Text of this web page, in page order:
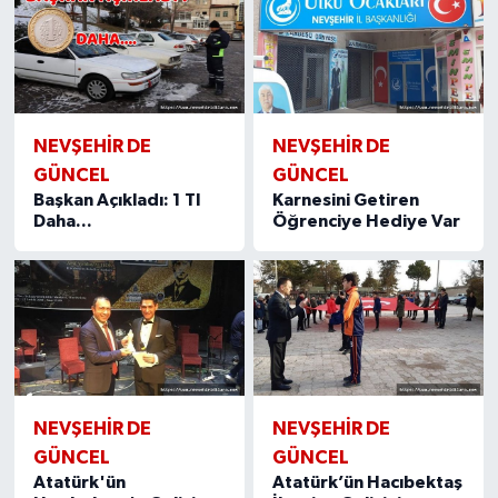
NEVŞEHIR DE
GÜNCEL
Başkan Açıkladı: 1 Tl
Daha...
NEVŞEHIR DE
GÜNCEL
Karnesini Getiren
Öğrenciye Hediye Var
NEVŞEHIR DE
GÜNCEL
Atatürk'ün
NEVŞEHIR DE
GÜNCEL
Atatürk’ün Hacıbektaş